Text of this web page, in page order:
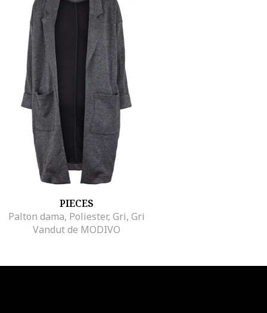
PIECES
Palton dama, Poliester, Gri, Gri
Vandut de MODIVO